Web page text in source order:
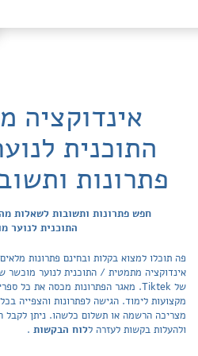
אינדוקציה
התוכנית
פתרונות
חפש פתרונות ותשובות לשאלות
התוכנית לנוער
פה תוכלו למצוא בקלות ובחינם פתרונות
אינדוקציה מתמטית / התוכנית לנוער מוכשר
מקצועות לימוד. הגישה לפתרונות והצפייה
מצריכה הרשמה או תשלום כלשהו. ניתן לקבל
ולהעלות בקשות לעזרה ללוח הבקשות .